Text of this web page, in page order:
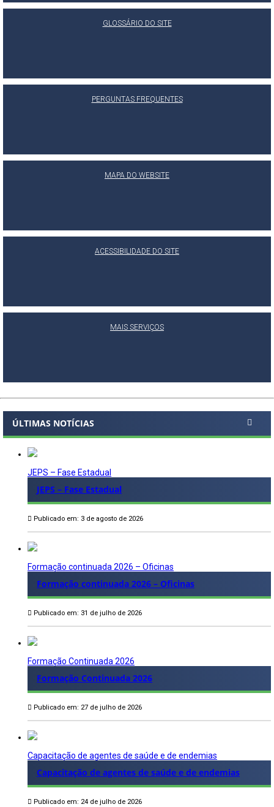
GLOSSÁRIO DO SITE
PERGUNTAS FREQUENTES
MAPA DO WEBSITE
ACESSIBILIDADE DO SITE
MAIS SERVIÇOS
ÚLTIMAS NOTÍCIAS
JEPS – Fase Estadual
JEPS – Fase Estadual
Publicado em: 3 de agosto de 2026
Formação continuada 2026 – Oficinas
Formação continuada 2026 – Oficinas
Publicado em: 31 de julho de 2026
Formação Continuada 2026
Formação Continuada 2026
Publicado em: 27 de julho de 2026
Capacitação de agentes de saúde e de endemias
Capacitação de agentes de saúde e de endemias
Publicado em: 24 de julho de 2026